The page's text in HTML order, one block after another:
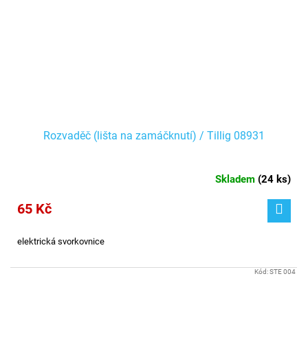
Rozvaděč (lišta na zamáčknutí) / Tillig 08931
Skladem (24 ks)
65 Kč
elektrická svorkovnice
Kód:STE 004